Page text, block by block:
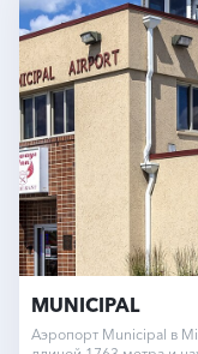
MUNICIPAL
Аэропорт Municipal в